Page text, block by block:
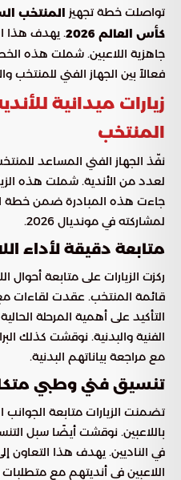
تواصلت خطة تجهيز المنتخب
كأس العالم 2026
. يهدف هذا
جاهزية اللاعبين. شملت هذه
فعالاً بين الجهاز الفني للمنتخب
زيارات ميدانية
المنتخب
نفّذ الجهاز الفني المساعد
لعدد من الأندية. شملت هذه
جاءت هذه المبادرة ضمن خطة
لمشاركته في مونديال 2026.
متابعة دقيقة لأداء
ركزت الزيارات على متابعة أحوال
قائمة المنتخب. عقدت لقاءات
التأكيد على أهمية المرحلة
الفنية والبدنية. نوقشت كذلك
مع مراجعة بياناتهم البدنية.
تنسيق فني وطبي
تضمنت الزيارات متابعة الجوانب
باللاعبين. نوقشت أيضًا سبل
في الناديين. يهدف هذا التعاون
اللاعبين في أنديتهم مع